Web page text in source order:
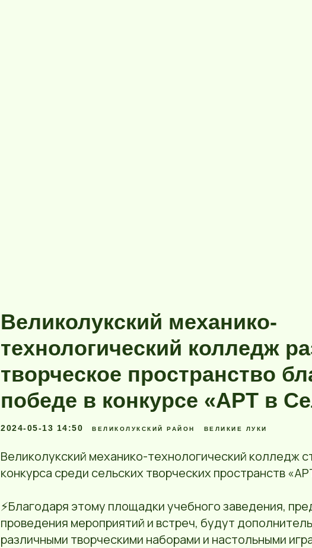
Великолукский механико-
технологический колледж
творческое пространство
победе в конкурсе «АРТ в
2024-05-13 14:50 ВЕЛИКОЛУКСКИЙ РАЙОН ВЕЛИКИЕ ЛУКИ
Великолукский механико-технологический колледж
конкурса среди сельских творческих пространств
⚡Благодаря этому площадки учебного заведения,
проведения мероприятий и встреч, будут
различными творческими наборами и настольными